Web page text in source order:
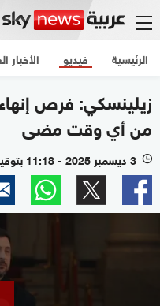
الرئيسية الأخبار فيديو
زيلينسكي: فرص
من أي وقت مضى
l 3 ديسمبر 2025 - 11:18 بتوقيت أبوظبي